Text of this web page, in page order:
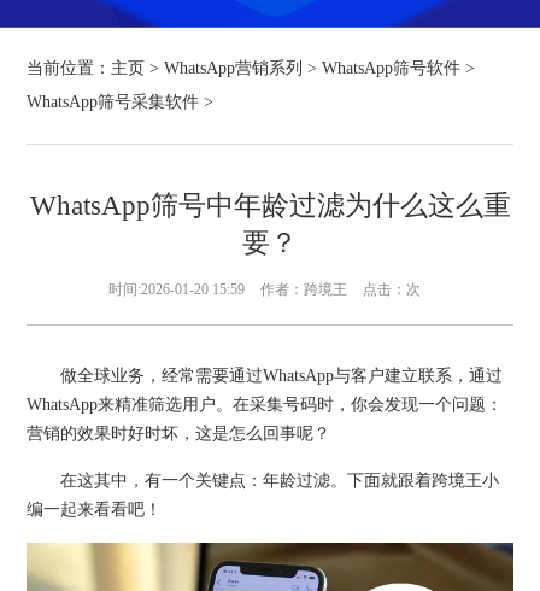
当前位置： 主页 >WhatsApp营销系列 >WhatsApp筛号软件 >
WhatsApp筛号采集软件 >
WhatsApp筛号中年龄过滤为什么这么重
要？
时间:2026-01-20 15:59 作者：跨境王 点击： 次
做全球业务，经常需要通过WhatsApp与客户建立联系，通过
WhatsApp来精准筛选用户。在采集号码时，你会发现一个问题：
营销的效果时好时坏，这是怎么回事呢？
在这其中，有一个关键点：年龄过滤。下面就跟着跨境王小
编一起来看看吧！